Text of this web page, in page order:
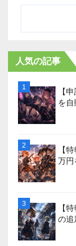
人気の記事
【
を自
【
万円
【
の追